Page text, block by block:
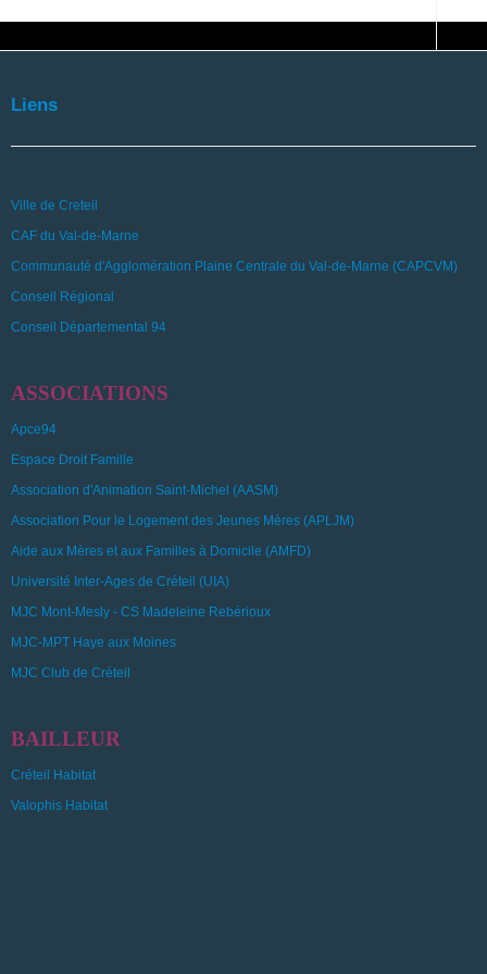
Liens
Ville de Creteil
CAF du Val-de-Marne
Communauté d'Agglomération Plaine Centrale du Val-de-Marne (CAPCVM)
Conseil Régional
Conseil Départemental 94
ASSOCIATIONS
Apce94
Espace Droit Famille
Association d'Animation Saint-Michel (AASM)
Association Pour le Logement des Jeunes Mères (APLJM)
Aide aux Mères et aux Familles à Domicile (AMFD)
Université Inter-Ages de Créteil (UIA)
MJC Mont-Mesly - CS Madeleine Rebérioux
MJC-MPT Haye aux Moines
MJC Club de Créteil
BAILLEUR
Créteil Habitat
Valophis Habitat